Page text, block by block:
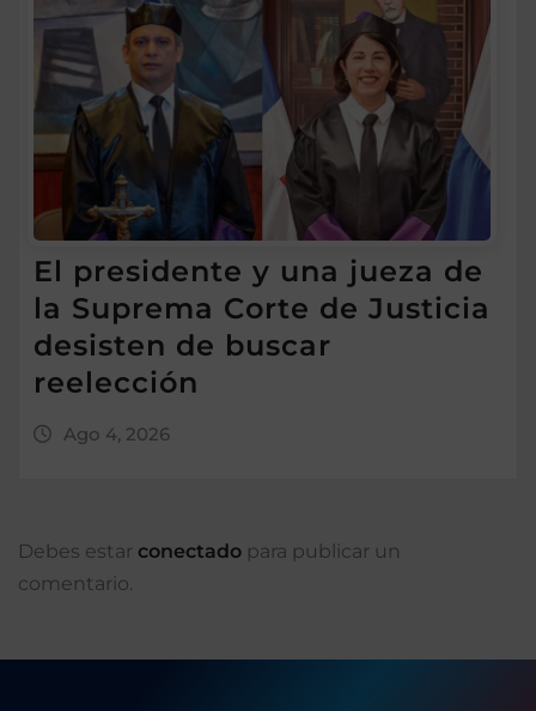
El presidente y una jueza de
la Suprema Corte de Justicia
desisten de buscar
reelección
Ago 4, 2026
Debes estar conectado para publicar un
comentario.